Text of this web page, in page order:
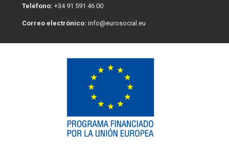
Teléfono: +34 91 591 46 00
Correo electrónico: info@eurosocial.eu